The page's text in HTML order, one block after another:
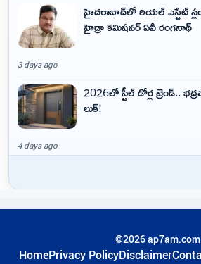
హైదరాబాద్‌లో రియల్ ఎస్టేట్
హైడ్రా కమిషనర్ ఏవీ రంగనాథ్
3 days ago
2026లో స్టీల్ డోర్ల ట్రెండ్..
లుక్!
4 days ago
©2026 ap7am.com
HomePrivacy PolicyDisclaimer